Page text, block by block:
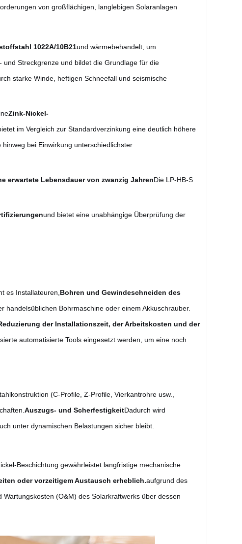
von großflächigen, langlebigen Solaranlagen
1022A/10B21und wärmebehandelt, um
Streckgrenze und bildet die Grundlage für die
starke Winde, heftigen Schneefall und seismische
Zink-Nickel-
im Vergleich zur Standardverzinkung eine deutlich höhere
bei Einwirkung unterschiedlichster
erwartete Lebensdauer von zwanzig JahrenDie LP-HB-S
und bietet eine unabhängige Überprüfung der
es Installateuren, Bohren und Gewindeschneiden des
handelsüblichen Bohrmaschine oder einem Akkuschrauber.
der Installationszeit, der Arbeitskosten und der
automatisierte Tools eingesetzt werden, um eine noch
(C-Profile, Z-Profile, Vierkantrohre usw.,
Auszugs- und ScherfestigkeitDadurch wird
unter dynamischen Belastungen sicher bleibt.
Beschichtung gewährleistet langfristige mechanische
oder vorzeitigem Austausch erheblich.aufgrund des
(O&M) des Solarkraftwerks über dessen